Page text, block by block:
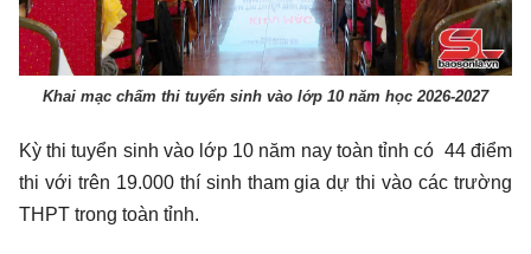
Khai mạc chấm thi tuyển sinh vào lớp 10 năm học 2026-2027
Kỳ thi tuyển sinh vào lớp 10 năm nay toàn tỉnh có 44 điểm
thi với trên 19.000 thí sinh tham gia dự thi vào các trường
THPT trong toàn tỉnh.